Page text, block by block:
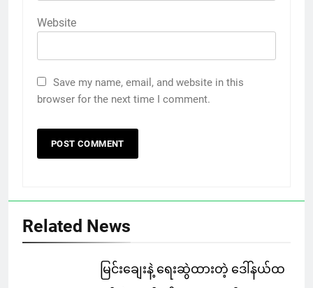
Website
Save my name, email, and website in this
browser for the next time I comment.
Related News
မြင်းချေးနဲ့ ရေးဆွဲထားတဲ့ ဒေါ်နယ်ထ